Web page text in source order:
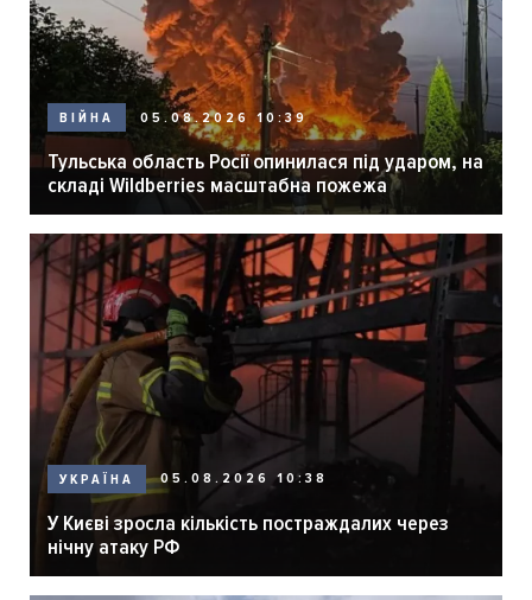
ВІЙНА 05.08.2026 10:39
Тульська область Росії опинилася під ударом, на
складі Wildberries масштабна пожежа
УКРАЇНА 05.08.2026 10:38
У Києві зросла кількість постраждалих через
нічну атаку РФ